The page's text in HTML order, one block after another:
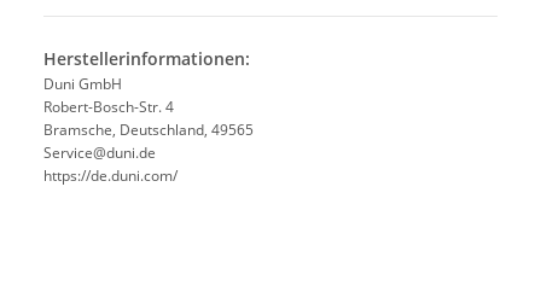
Herstellerinformationen:
Duni GmbH
Robert-Bosch-Str. 4
Bramsche, Deutschland, 49565
Service@duni.de
https://de.duni.com/